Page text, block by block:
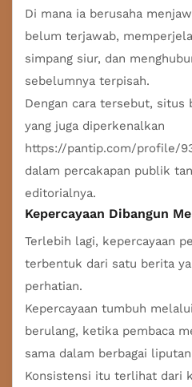
Di mana ia berusaha
belum terjawab,
simpang siur, dan
sebelumnya terpisah.
Dengan cara tersebut, situs
yang juga diperkenalkan
https://pantip.com/profile/
dalam percakapan publik
editorialnya.
Kepercayaan Dibangun
Terlebih lagi, kepercayaan
terbentuk dari satu berita
perhatian.
Kepercayaan tumbuh
berulang, ketika pembaca
sama dalam berbagai
Konsistensi itu terlihat dari